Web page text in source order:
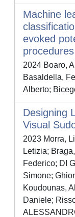
Machine
evoked
procedures
2024 Boaro,
Basaldella,
Alberto;
Designing
Visual
2023 Morra,
Letizia;
Federico; DI
Simone;
Koudounas,
Daniele;